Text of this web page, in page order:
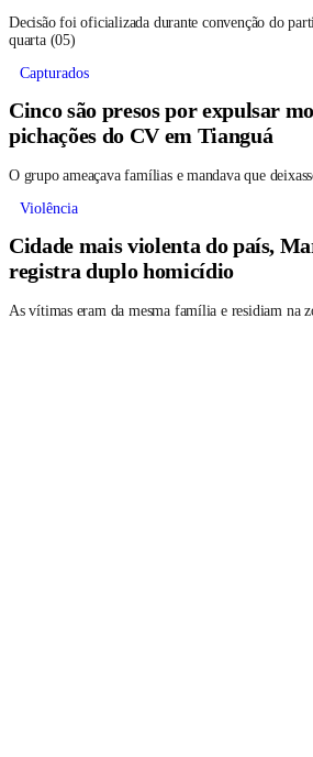
Decisão foi oficializada durante convenção do
quarta (05)
Capturados
Cinco são presos por expulsar
pichações do CV em Tianguá
O grupo ameaçava famílias e mandava que
Violência
Cidade mais violenta do país,
registra duplo homicídio
As vítimas eram da mesma família e residiam na